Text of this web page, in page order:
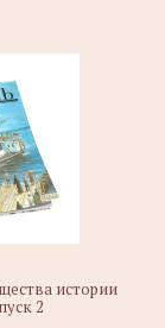
истории
2